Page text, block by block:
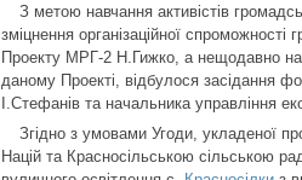
З метою навчання активістів
зміцнення організаційної
Проекту МРГ-2 Н.Гижко, а нещодавно на
даному Проекті, відбулося засідання
І.Стефанів та начальника управління
Згідно з умовами Угоди, укладеної
Націй та Красносільською сільською